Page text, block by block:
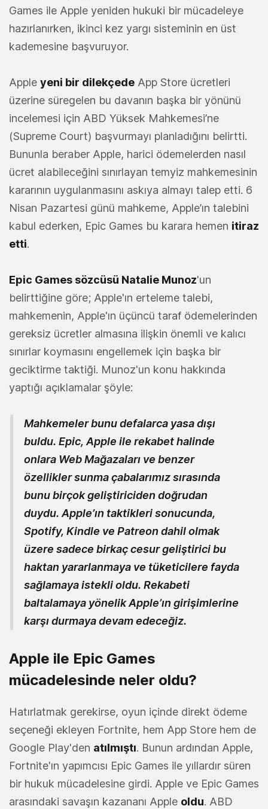
Games ile Apple yeniden hukuki bir mücadeleye
hazırlanırken, ikinci kez yargı sisteminin en üst
kademesine başvuruyor.
Apple yeni bir dilekçede App Store ücretleri
üzerine süregelen bu davanın başka bir yönünü
incelemesi için ABD Yüksek Mahkemesi’ne
(Supreme Court) başvurmayı planladığını belirtti.
Bununla beraber Apple, harici ödemelerden nasıl
ücret alabileceğini sınırlayan temyiz mahkemesinin
kararının uygulanmasını askıya almayı talep etti. 6
Nisan Pazartesi günü mahkeme, Apple’ın talebini
kabul ederken, Epic Games bu karara hemen itiraz
etti.
Epic Games sözcüsü Natalie Munoz'un
belirttiğine göre; Apple'ın erteleme talebi,
mahkemenin, Apple'ın üçüncü taraf ödemelerinden
gereksiz ücretler almasına ilişkin önemli ve kalıcı
sınırlar koymasını engellemek için başka bir
geciktirme taktiği. Munoz'un konu hakkında
yaptığı açıklamalar şöyle:
Mahkemeler bunu defalarca yasa dışı
buldu. Epic, Apple ile rekabet halinde
onlara Web Mağazaları ve benzer
özellikler sunma çabalarımız sırasında
bunu birçok geliştiriciden doğrudan
duydu. Apple’ın taktikleri sonucunda,
Spotify, Kindle ve Patreon dahil olmak
üzere sadece birkaç cesur geliştirici bu
haktan yararlanmaya ve tüketicilere fayda
sağlamaya istekli oldu. Rekabeti
baltalamaya yönelik Apple’ın girişimlerine
karşı durmaya devam edeceğiz.
Apple ile Epic Games
mücadelesinde neler oldu?
Hatırlatmak gerekirse, oyun içinde direkt ödeme
seçeneği ekleyen Fortnite, hem App Store hem de
Google Play'den atılmıştı. Bunun ardından Apple,
Fortnite'ın yapımcısı Epic Games ile yıllardır süren
bir hukuk mücadelesine girdi. Apple ve Epic Games
arasındaki savaşın kazananı Apple oldu. ABD